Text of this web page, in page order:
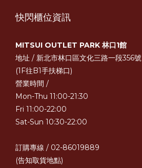
快閃櫃位資訊
MITSUI OUTLET PARK 林口1館
地址 / 新北市林口區文化三路一段356號
(1F往B1手扶梯口)
營業時間 /
Mon-Thu 11:00-21:30
Fri 11:00-22:00
Sat-Sun 10:30-22:00
訂購專線 / 02-86019889
(告知取貨地點)